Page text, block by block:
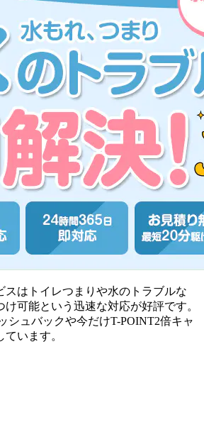
スはトイレつまりや水のトラブルな
け可能という迅速な対応が好評です。
シュバックや今だけT-POINT2倍キャ
います。